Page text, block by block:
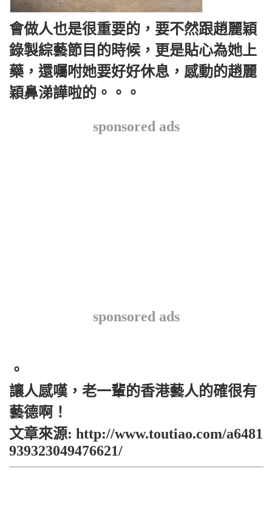
會做人也是很重要的，要不然跟趙麗穎
錄製綜藝節目的時候，更是貼心為她上
藥，還囑咐她要好好休息，感動的趙麗
穎鼻涕譁啦的。。。
sponsored ads
sponsored ads
。
讓人感嘆，老一輩的香港藝人的確很有
藝德啊！
文章來源: http://www.toutiao.com/a6481
939323049476621/